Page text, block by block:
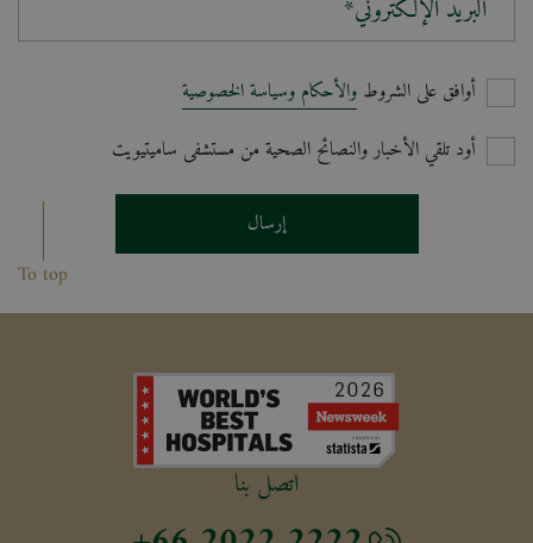
البريد الإلكتروني*
أوافق على الشروط والأحكام وسياسة الخصوصية
أود تلقي الأخبار والنصائح الصحية من مستشفى ساميتيويت
إرسال
To top
اتصل بنا